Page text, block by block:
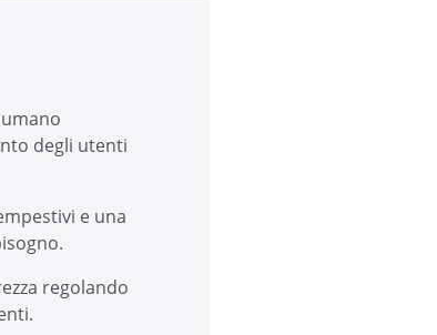
degli utenti
e una
regolando